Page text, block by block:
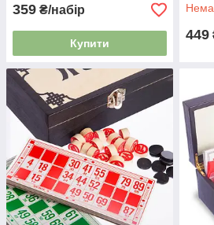
359 ₴/набір
Купити
449